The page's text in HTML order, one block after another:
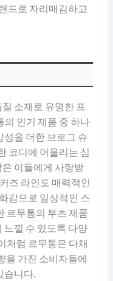
드로 자리매김하고
소재로 유명한 프
인기 제품 중 하나
을 더한 브로그 슈
코디에 어울리는 심
이들에게 사랑받
즈 라인도 매력적인
감으로 일상적인 스
르무통의 부츠 제품
느낄 수 있도록 다양
처럼 르무통은 다채
을 가진 소비자들에
습니다.